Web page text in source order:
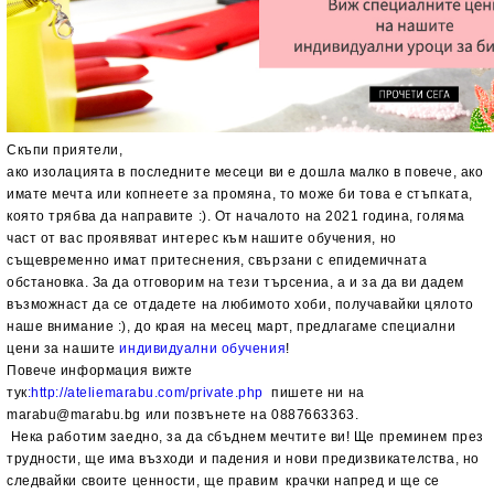
Скъпи приятели,
ако изолацията в последните месеци ви е дошла малко в повече, ако
имате мечта или копнеете за промяна, то може би това е стъпката,
която трябва да направите :). От началото на 2021 година, голяма
част от вас проявяват интерес към нашите обучения, но
същевременно имат притеснения, свързани с епидемичната
обстановка. За да отговорим на тези търсениа, а и за да ви дадем
възможнаст да се отдадете на любимото хоби, получавайки цялото
наше внимание :), до края на месец март, предлагаме специални
цени за нашите индивидуални обучения!
Повече информация вижте
тук:http://ateliemarabu.com/private.php пишете ни на
marabu@marabu.bg или позвънете на 0887663363.
Нека работим заедно, за да сбъднем мечтите ви! Ще преминем през
трудности, ще има възходи и падения и нови предизвикателства, но
следвайки своите ценности, ще правим крачки напред и ще се